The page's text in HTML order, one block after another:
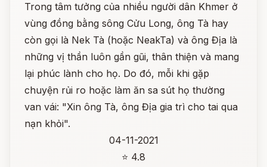
Trong tâm tưởng của nhiều người dân Khmer ở
vùng đồng bằng sông Cửu Long, ông Tà hay
còn gọi là Nek Tà (hoặc NeakTa) và ông Địa là
những vị thần luôn gần gũi, thân thiện và mang
lại phúc lành cho họ. Do đó, mỗi khi gặp
chuyện rủi ro hoặc làm ăn sa sút họ thường
van vái: "Xin ông Tà, ông Địa gia trì cho tai qua
nạn khỏi".
04-11-2021
⭐ 4.8